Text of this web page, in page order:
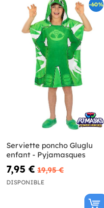
-60%
Serviette poncho Gluglu
enfant - Pyjamasques
7,95 € 19,95 €
DISPONIBLE